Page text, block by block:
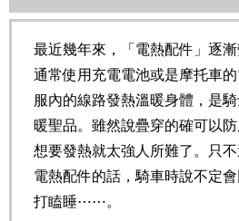
最近幾年來，「電熱配件」逐
通常使用充電電池或是摩托車
服內的線路發熱溫暖身體，是
暖聖品。雖然說疊穿的確可以
想要發熱就太強人所難了。只
電熱配件的話，騎車時說不定
打瞌睡⋯⋯。